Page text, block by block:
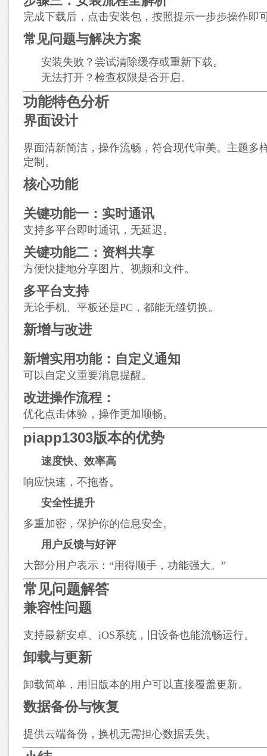
完成下载后，点击安装包，按照提示一步步操作即
常见问题与解决方案
安装失败？尝试清除缓存或重新下载。
无法打开？检查权限是否开启。
功能特色分析
界面设计
界面清新简洁，操作流畅，符合现代审美。主题多
定制。
核心功能
关键功能一：实时通讯
支持多平台即时通讯，无延迟。
关键功能二：资料共享
方便快捷地分享图片、视频和文件。
多平台支持
无论手机、平板还是PC，都能无缝切换。
新增与改进
新增实用功能：自定义通知
可以自定义重要消息提醒。
改进操作流程：
优化点击体验，操作更加顺畅。
piapp1303版本的优势
速度快、效率高
响应快速，不拖沓。
安全性提升
多重加密，保护你的信息安全。
用户反馈与好评
大部分用户表示：“用得顺手，功能强大。”
常见问题解答
兼容性问题
支持最新安卓、iOS系统，旧设备也能流畅运行。
卸载与更新
卸载简单，用旧版本的用户可以直接覆盖更新。
数据备份与恢复
提供云端备份，换机无需担心数据丢失。